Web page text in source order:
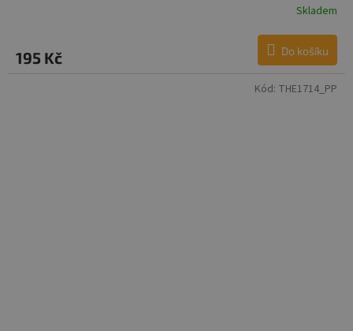
Skladem
195 Kč Do košíku
Kód: THE1714_PP